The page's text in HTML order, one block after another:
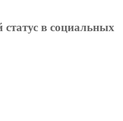
в социальных